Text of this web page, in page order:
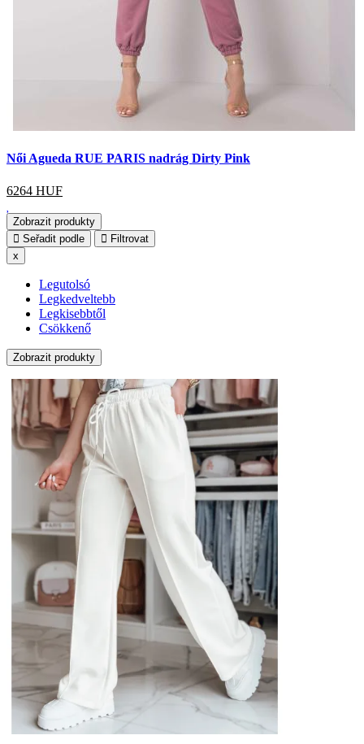
Női Agueda RUE PARIS nadrág Dirty Pink
6264 HUF
Zobrazit produkty
Seřadit podle
Filtrovat
x
Legutolsó
Legkedveltebb
Legkisebbtől
Csökkenő
Zobrazit produkty